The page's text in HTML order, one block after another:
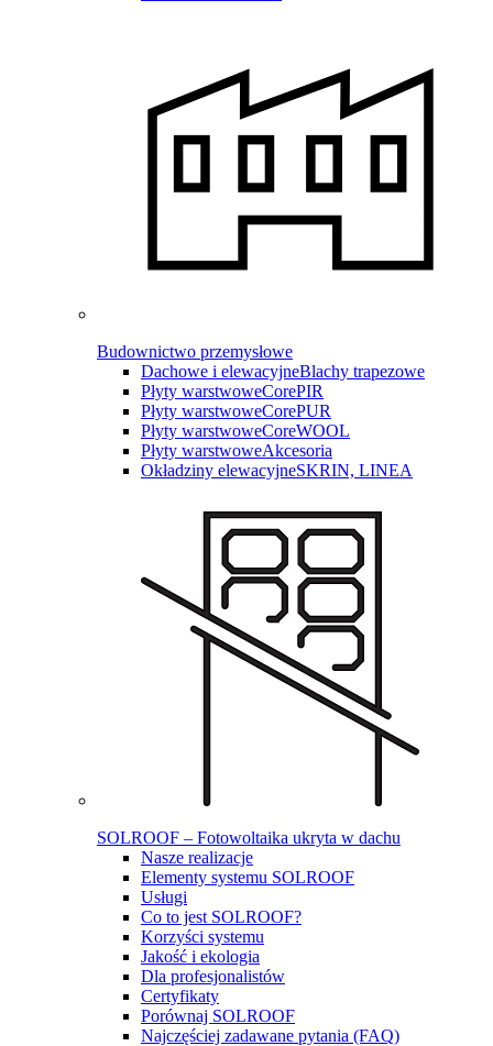
Budownictwo przemysłowe
Dachowe i elewacyjneBlachy trapezowe
Płyty warstwoweCorePIR
Płyty warstwoweCorePUR
Płyty warstwoweCoreWOOL
Płyty warstwoweAkcesoria
Okładziny elewacyjneSKRIN, LINEA
SOLROOF – Fotowoltaika ukryta w dachu
Nasze realizacje
Elementy systemu SOLROOF
Usługi
Co to jest SOLROOF?
Korzyści systemu
Jakość i ekologia
Dla profesjonalistów
Certyfikaty
Porównaj SOLROOF
Najczęściej zadawane pytania (FAQ)